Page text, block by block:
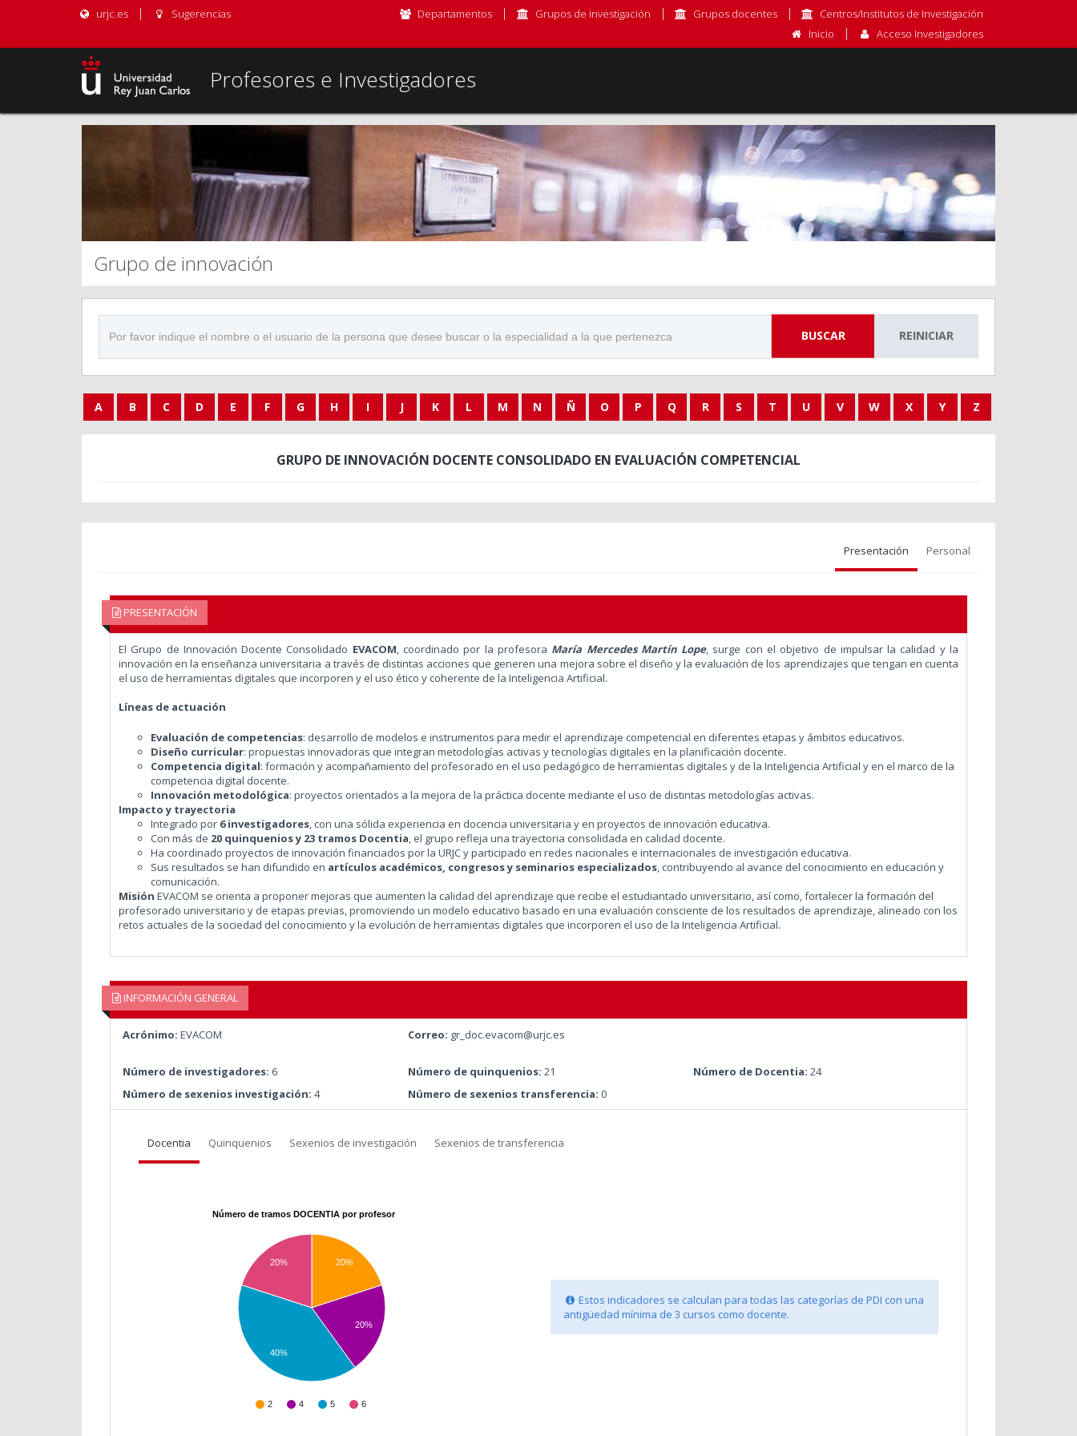
urjc.es Sugerencias Departamentos Grupos de investigación Grupos docentes
Centros/Institutos de Investigación
Inicio
Acceso Investigadores
Profesores e Investigadores
Grupo de innovación
BUSCAR REINICIAR
A B C D E F G H I J K L M N Ñ O P Q R S T U V W X Y Z
GRUPO DE INNOVACIÓN DOCENTE CONSOLIDADO EN EVALUACIÓN COMPETENCIAL
Presentación Personal
PRESENTACIÓN
El Grupo de Innovación Docente Consolidado EVACOM , coordinado por la profesora María Mercedes Martín Lope, surge con el objetivo de impulsar la calidad y la
innovación en la enseñanza universitaria a través de distintas acciones que generen una mejora sobre el diseño y la evaluación de los aprendizajes que tengan en cuenta
el uso de herramientas digitales que incorporen y el uso ético y coherente de la Inteligencia Artificial.
Líneas de actuación
Evaluación de competencias: desarrollo de modelos e instrumentos para medir el aprendizaje competencial en diferentes etapas y ámbitos educativos.
Diseño curricular: propuestas innovadoras que integran metodologías activas y tecnologías digitales en la planificación docente.
Competencia digital: formación y acompañamiento del profesorado en el uso pedagógico de herramientas digitales y de la Inteligencia Artificial y en el marco de la
competencia digital docente.
Innovación metodológica: proyectos orientados a la mejora de la práctica docente mediante el uso de distintas metodologías activas.
Impacto y trayectoria
Integrado por 6 investigadores , con una sólida experiencia en docencia universitaria y en proyectos de innovación educativa.
Con más de 20 quinquenios y 23 tramos Docentia , el grupo refleja una trayectoria consolidada en calidad docente.
Ha coordinado proyectos de innovación financiados por la URJC y participado en redes nacionales e internacionales de investigación educativa.
Sus resultados se han difundido en artículos académicos, congresos y seminarios especializados , contribuyendo al avance del conocimiento en educación y
comunicación.
Misión EVACOM se orienta a proponer mejoras que aumenten la calidad del aprendizaje que recibe el estudiantado universitario, así como, fortalecer la formación del
profesorado universitario y de etapas previas, promoviendo un modelo educativo basado en una evaluación consciente de los resultados de aprendizaje, alineado con los
retos actuales de la sociedad del conocimiento y la evolución de herramientas digitales que incorporen el uso de la Inteligencia Artificial.
INFORMACIÓN GENERAL
Acrónimo: EVACOM Correo: gr_doc.evacom@urjc.es
Número de investigadores: 6 Número de quinquenios: 21 Número de Docentia: 24
Número de sexenios investigación: 4 Número de sexenios transferencia: 0
Docentia Quinquenios Sexenios de investigación Sexenios de transferencia
Número de tramos DOCENTIA por profesor
2 4 5 6
20%
20%
20%
40%
Estos indicadores se calculan para todas las categorías de PDI con una
antigüedad mínima de 3 cursos como docente.